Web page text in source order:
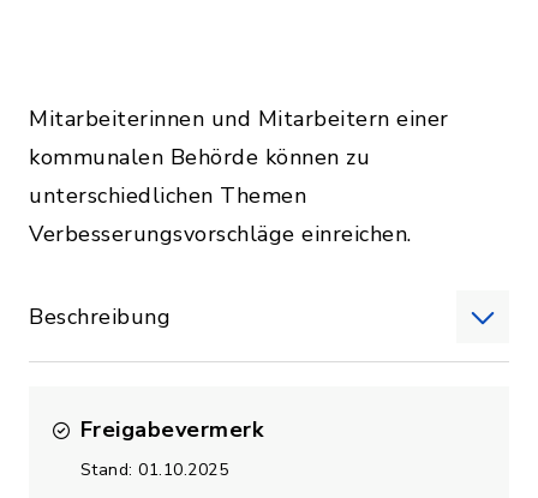
Mitarbeiterinnen und Mitarbeitern einer
kommunalen Behörde können zu
unterschiedlichen Themen
Verbesserungsvorschläge einreichen.
Beschreibung
Freigabevermerk
Stand: 01.10.2025